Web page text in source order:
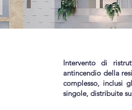
Intervento di
antincendio della
complesso, inclusi
singole, distribuite